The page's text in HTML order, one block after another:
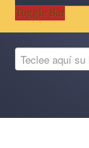
Toggle Bar